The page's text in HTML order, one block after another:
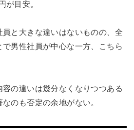
が目安。
と大きな違いはないものの、全
男性社員が中心な一方、こちら
の違いは幾分なくなりつつある
のも否定の余地がない。